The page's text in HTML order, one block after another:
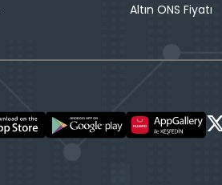
Altın ONS Fiyatı